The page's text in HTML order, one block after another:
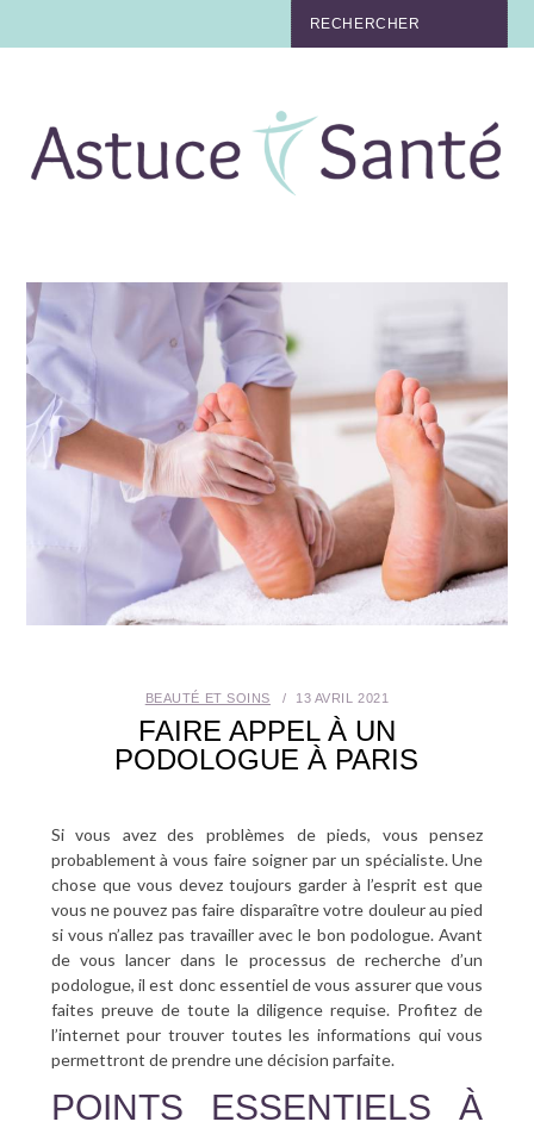
TABAC
NUTRITION
MÉDECINE
MÉDECINE DOUCE
SANTÉ BUCCO-DENTAIRE
SEXUALITÉ
BEAUTÉ ET SOINS 13 AVRIL 2021
FAIRE APPEL À UN
PODOLOGUE À PARIS
Si vous avez des problèmes de pieds, vous pensez
probablement à vous faire soigner par un spécialiste. Une
chose que vous devez toujours garder à l’esprit est que
vous ne pouvez pas faire disparaître votre douleur au pied
si vous n’allez pas travailler avec le bon podologue. Avant
de vous lancer dans le processus de recherche d’un
podologue, il est donc essentiel de vous assurer que vous
faites preuve de toute la diligence requise. Profitez de
l’internet pour trouver toutes les informations qui vous
permettront de prendre une décision parfaite.
POINTS ESSENTIELS À